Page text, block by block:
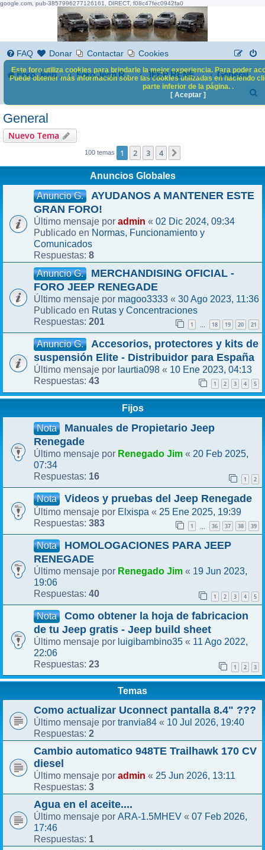
google.com, pub-3857996277126161, DIRECT, f08c47fec0942fa0
FAQ Donar Contactar Cookies
Foro Jeep Renegade Foro Jeep Renegade JEEP RENEGADE General
General
Nuevo Tema
100 temas 1 2 3 4
Anuncios Globales
Anuncio G.
AYUDANOS A MANTENER ESTE
GRAN FORO!
Último mensaje por admin « 02 Dic 2024, 09:34
Publicado en Normas, Funcionamiento y
Comunicados
Respuestas: 8
Anuncio G.
MERCHANDISING OFICIAL -
FORO JEEP RENEGADE
Último mensaje por magoo3333 « 30 Ago 2023, 11:36
Publicado en Rutas y Concentraciones
Respuestas: 201 1 … 18 19 20 21
Anuncio G.
Accesorios, protectores y kits de
suspensión Elite - Distribuidor para España
Último mensaje por laurtia098 « 10 Ene 2023, 04:13
Respuestas: 43 1 2 3 4 5
Fijos
Nota
Manuales de Propietario Jeep
Renegade
Último mensaje por Renegado Jim « 20 Feb 2025,
07:34
Respuestas: 16 1 2
Nota Videos y pruebas del Jeep Renegade
Último mensaje por Elxispa « 25 Ene 2025, 19:39
Respuestas: 383 1 … 36 37 38 39
Nota
HOMOLOGACIONES PARA JEEP
RENEGADE
Último mensaje por Renegado Jim « 19 Jun 2023,
19:06
Respuestas: 40 1 2 3 4 5
Nota
Como obtener la hoja de fabricacion
de tu Jeep gratis - Jeep build sheet
Último mensaje por luigibambino35 « 11 Ago 2022,
22:06
Respuestas: 23 1 2 3
Temas
Como actualizar Uconnect pantalla 8.4" ???
Último mensaje por tranvia84 « 10 Jul 2026, 19:40
Respuestas: 2
Cambio automatico 948TE Trailhawk 170 CV
diesel
Último mensaje por admin « 25 Jun 2026, 13:11
Respuestas: 3
Agua en el aceite....
Último mensaje por ARA-1.5MHEV « 07 Feb 2026,
17:46
Respuestas: 1
Este foro utiliza cookies para brindarle la mejor experiencia. Para poder
Puede obtener más información sobre las cookies utilizadas en haciendo
parte inferior de la página. .
[ Aceptar ]